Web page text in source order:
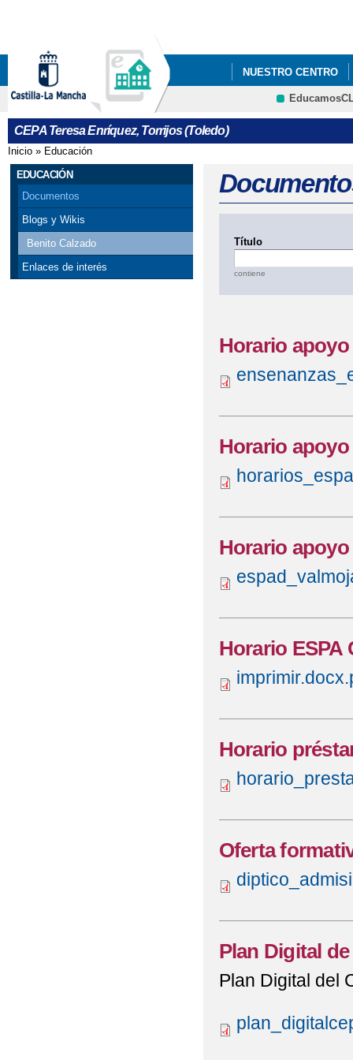
NUESTRO CENTRO
ERASMUS+
CEPA Teresa Enríquez, Torrijos (Toledo)
Se encuentra usted aquí
Inicio » Educación
EDUCACIÓN
Documentos
Blogs y Wikis
Benito Calzado
Enlaces de interés
Título
contiene
Horario
Horario
Horario
Horario ESPA
Horario
Oferta
Plan Digital
Plan Digital del